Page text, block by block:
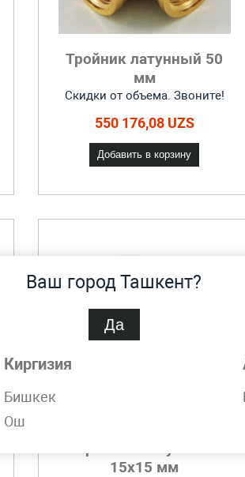
Ваш город Ташкент?
Да
Киргизия
Бишкек
Ош
Тройник латунный 50
мм
Скидки от объема. Звоните!
550 176,08 UZS
Добавить в корзину
15х15 мм